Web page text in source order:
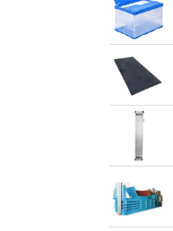
パレット 1200×800